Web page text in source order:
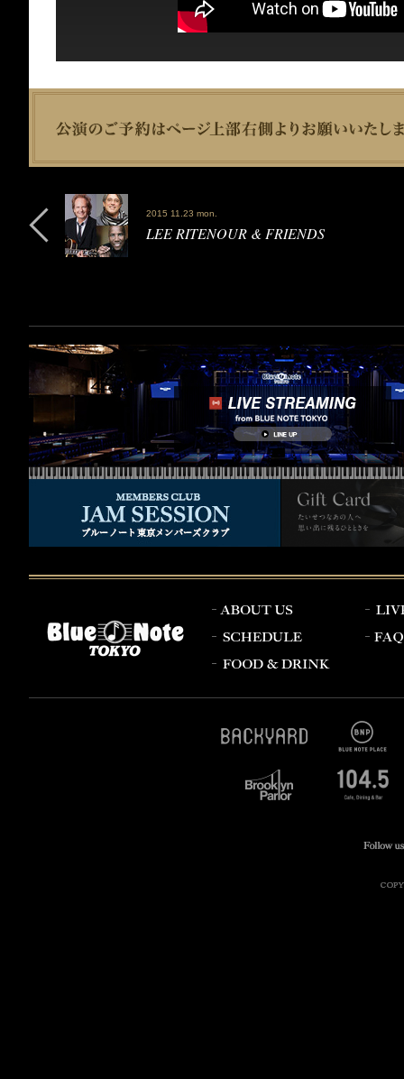
2015 11.23 mon.
LEE RITENOUR & FRIENDS